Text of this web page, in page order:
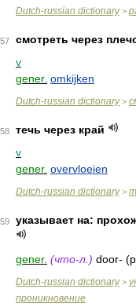
Dutch-russian dictionary>
57
смотреть через
v
gener. omkijken
Dutch-russian dictionary>
58
течь через край
v
gener. overvloeien
Dutch-russian dictionary>
59 указывает на:
gener. (что-л.) door-
Dutch-russian dictionary>
проникновение